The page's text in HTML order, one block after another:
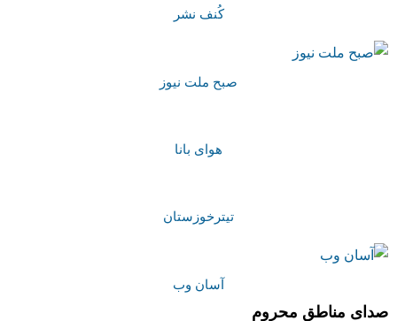
کُنف نشر
صبح ملت نیوز
هوای بانا
تیترخوزستان
آسان وب
صدای مناطق محروم